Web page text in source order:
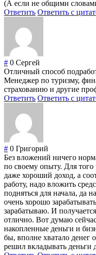
(А если не общими
Ответить Ответить с
# 0 Сергей
Отличный способ
Менеджер по туризму,
страхованию и другие
Ответить Ответить с
# 0 Григорий
Без вложений ничего
по своему опыту. Для
даже хороший доход, а
работу, надо вложить
подняться для начала, да
очень хорошо
зарабатываю. И
отлично. Вот думаю
накопленные деньги и
бы, вполне хватало
решил вкладывать деньги